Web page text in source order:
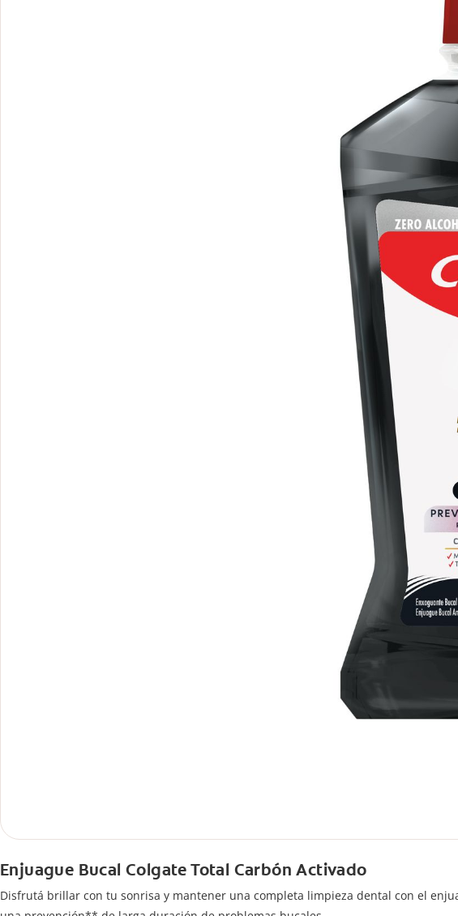
Enjuague Bucal Colgate Total Carbón Activado
Disfrutá brillar con tu sonrisa y mantener una completa limpieza dental con el